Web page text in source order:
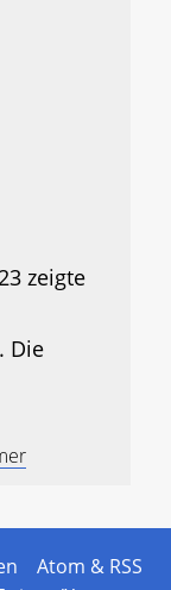
zeigte
Die
Atom & RSS